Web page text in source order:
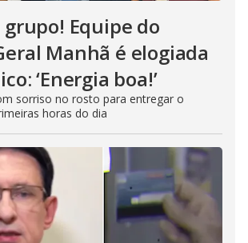
Equipe do
Manhã é elogiada
‘Energia boa!’
sorriso no rosto para entregar o
horas do dia